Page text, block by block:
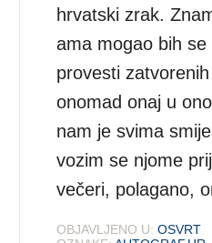
hrvatski zrak.
ama mogao bih
provesti
onomad onaj u
nam je svima
vozim se njome
večeri, polagano,
OBJAVLJENO U: OSVRT